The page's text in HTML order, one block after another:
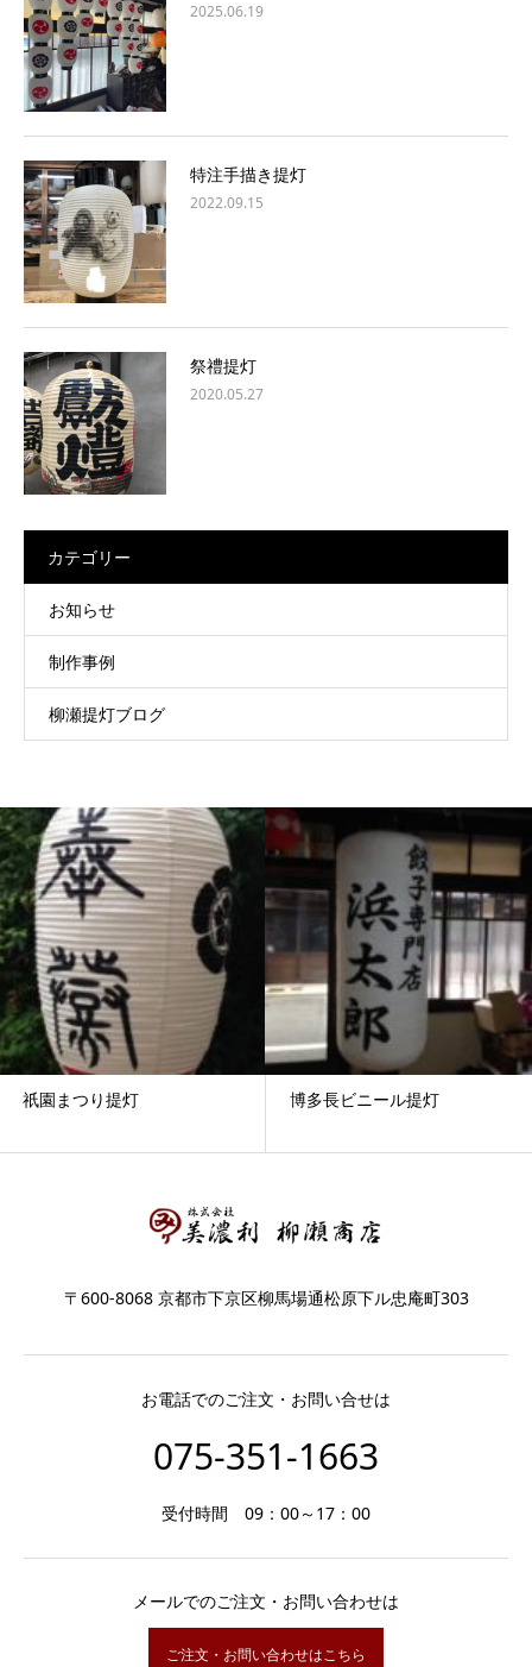
2025.06.19
特注手描き提灯
2022.09.15
祭禮提灯
2020.05.27
カテゴリー
お知らせ
制作事例
柳瀬提灯ブログ
祇園まつり提灯 博多長ビニール提灯
〒600-8068 京都市下京区柳馬場通松原下ル忠庵町303
お電話でのご注文・お問い合せは
075-351-1663
受付時間 09：00～17：00
メールでのご注文・お問い合わせは
ご注文・お問い合わせはこちら